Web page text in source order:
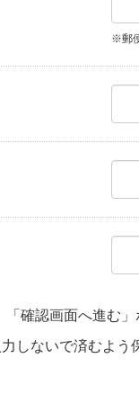
※郵
確認画面へ進む」
しないで済むよう